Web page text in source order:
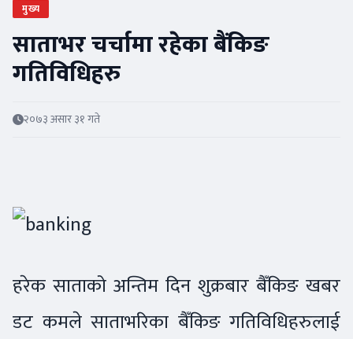
मुख्य
साताभर चर्चामा रहेका बैंकिङ
गतिविधिहरु
२०७३ असार ३१ गते
हरेक साताको अन्तिम दिन शुक्रबार बैँकिङ खबर
डट कमले साताभरिका बैँकिङ गतिविधिहरुलाई